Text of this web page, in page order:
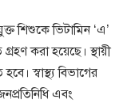
শিশুকে ভিটামিন ‘এ’
করা হয়েছে। স্থায়ী
স্বাস্থ্য বিভাগের
এবং